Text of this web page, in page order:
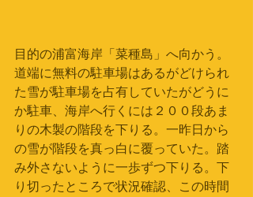
目的の浦富海岸「菜種島」へ向かう。
道端に無料の駐車場はあるがどけられ
た雪が駐車場を占有していたがどうに
か駐車、海岸へ行くには２００段あま
りの木製の階段を下りる。一昨日から
の雪が階段を真っ白に覆っていた。踏
み外さないように一歩ずつ下りる。下
り切ったところで状況確認、この時間